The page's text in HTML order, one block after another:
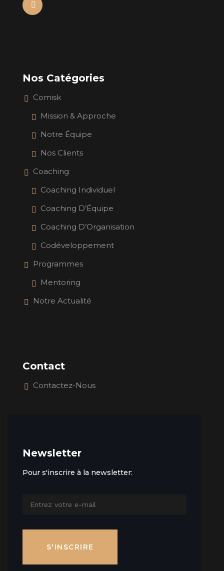
Nos Catégories
Comisk
Mission & Approche
Notre Équipe
Nos Clients
Coaching
Coaching Individuel
Coaching D’Équipe
Coaching D’Organisation
Codéveloppement
Programmes
Mentoring
Notre Actualité
Contact
Contactez-Nous
Newsletter
Pour s'inscrire à la newsletter:
S'INSCRIRE